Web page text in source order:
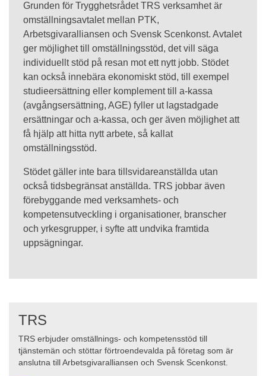
Grunden för Trygghetsrådet TRS verksamhet är
omställningsavtalet mellan PTK,
Arbetsgivaralliansen och Svensk Scenkonst. Avtalet
ger möjlighet till omställningsstöd, det vill säga
individuellt stöd på resan mot ett nytt jobb. Stödet
kan också innebära ekonomiskt stöd, till exempel
studieersättning eller komplement till a-kassa
(avgångsersättning, AGE) fyller ut lagstadgade
ersättningar och a-kassa, och ger även möjlighet att
få hjälp att hitta nytt arbete, så kallat
omställningsstöd.
Stödet gäller inte bara tillsvidareanställda utan
också tidsbegränsat anställda. TRS jobbar även
förebyggande med verksamhets- och
kompetensutveckling i organisationer, branscher
och yrkesgrupper, i syfte att undvika framtida
uppsägningar.
TRS
TRS erbjuder omställnings- och kompetensstöd till
tjänstemän och stöttar förtroendevalda på företag som är
anslutna till Arbetsgivaralliansen och Svensk Scenkonst.